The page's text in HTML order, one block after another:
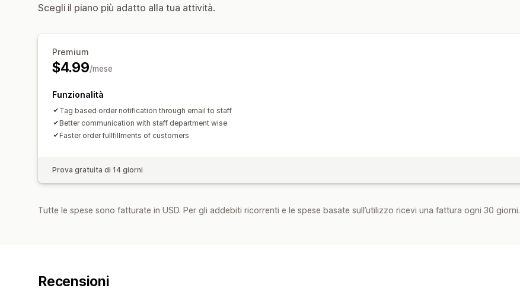
Scegli il piano più adatto alla tua attività.
Premium
$4.99/mese
Funzionalità
Tag based order notification through email to staff
Better communication with staff department wise
Faster order fullfillments of customers
Prova gratuita di 14 giorni
Tutte le spese sono fatturate in USD. Per gli addebiti ricorrenti e le spese basate sull’utilizzo ricevi una fattura ogni 30 giorni.
Recensioni